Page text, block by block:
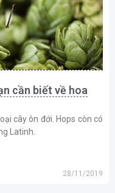
cần biết về hoa
28/11/2019
cây ôn đới. Hops còn có
Latinh.